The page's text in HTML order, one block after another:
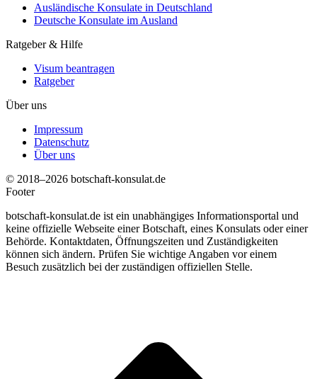
Ausländische Konsulate in Deutschland
Deutsche Konsulate im Ausland
Ratgeber & Hilfe
Visum beantragen
Ratgeber
Über uns
Impressum
Datenschutz
Über uns
© 2018–2026 botschaft-konsulat.de
Footer
botschaft-konsulat.de ist ein unabhängiges Informationsportal und
keine offizielle Webseite einer Botschaft, eines Konsulats oder einer
Behörde. Kontaktdaten, Öffnungszeiten und Zuständigkeiten
können sich ändern. Prüfen Sie wichtige Angaben vor einem
Besuch zusätzlich bei der zuständigen offiziellen Stelle.